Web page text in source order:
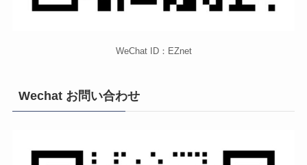
WeChat ID：EZnet
Wechat お問い合わせ